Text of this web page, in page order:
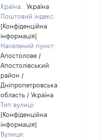
Країна:
Україна
Поштовий індекс:
[Конфіденційна
інформація]
Населений пункт:
Апостолове /
Апостолівський
район /
Дніпропетровська
область / Україна
Тип вулиці:
[Конфіденційна
інформація]
Вулиця: